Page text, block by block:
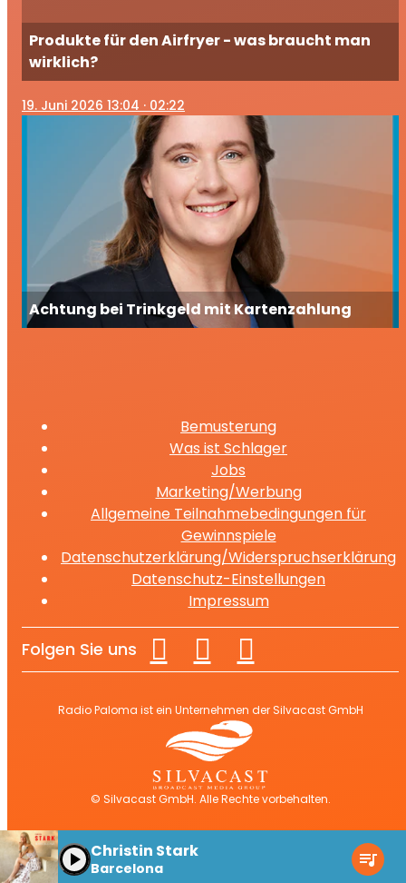
Produkte für den Airfryer - was braucht man
wirklich?
19. Juni 2026 13:04 · 02:22
Achtung bei Trinkgeld mit Kartenzahlung
Bemusterung
Was ist Schlager
Jobs
Marketing/Werbung
Allgemeine Teilnahmebedingungen für
Gewinnspiele
Datenschutzerklärung/Widerspruchserklärung
Datenschutz-Einstellungen
Impressum
Folgen Sie uns
Radio Paloma ist ein Unternehmen der Silvacast GmbH
© Silvacast GmbH. Alle Rechte vorbehalten.
play_arrow Christin Stark
Barcelona queue_music